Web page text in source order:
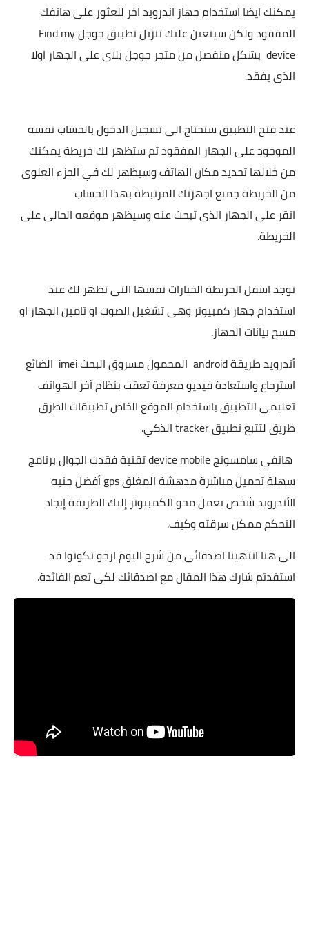
يمكنك ايضا استخدام جهاز اندرويد اخر للعثور على هاتفك
المفقود ولكن سيتعين عليك تنزيل تطبيق جوجل Find my
device بشكل منفصل من متجر جوجل بلاى على الجهاز اولا
الذى يفقد.
عند فتح التطبيق ستحتاج الى تسجيل الدخول بالحساب نفسه
الموجود على الجهاز المفقود ثم ستظهر لك خريطة يمكنك
من خلالها تحديد مكان الهاتف وسيظهر لك في الجزء العلوى
من الخريطة جميع اجهزتك المرتبطة بهذا الحساب
انقر على الجهاز الذى تبحث عنه وسيظهر موقعه الحالى على
الخريطة.
توجد اسفل الخريطة الخيارات نفسها التى تظهر لك عند
استخدام جهاز كمبيوتر وهى تشغيل الصوت او تامين الجهاز او
مسح بيانات الجهاز.
أندرويد طريقة android المحمول مسروق البحث imei الضائع
استرجاع واستعادة فيديو معرفة تعقب بنظام آخر الهواتف
تعليمي التطبيق باستخدام الموقع الخاص تطبيقات الطرق
طريق لتتبع تطبيق tracker الذكي.
هاتفي سامسونج device mobile تقنية فقدت الجوال برنامج
سهلة تحميل مباشرة مدهشة المغلق gps أفضل جنيه
الأندرويد شخص يعمل محو الكمبيوتر إليك الطريقة إيجاد
التحكم ممكن سرقته وكيف.
الى هنا انتهينا اصدقائى من شرح اليوم ارجو تكونوا قد
استفدتم شارك هذا المقال مع اصدقائك لكى تعم الفائدة.